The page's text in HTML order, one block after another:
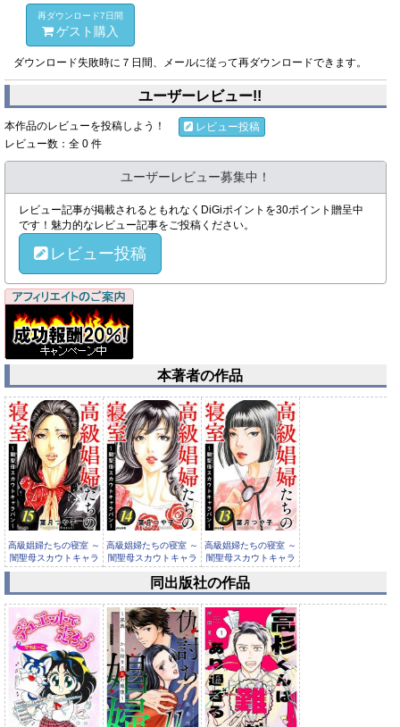
再ダウンロード7日間
ゲスト購入
ダウンロード失敗時に７日間、メールに従って再ダウンロードできます。
ユーザーレビュー!!
本作品のレビューを投稿しよう！
レビュー投稿
レビュー数：全 0 件
ユーザーレビュー募集中！
レビュー記事が掲載されるともれなくDiGiポイントを30ポイント贈呈中
です！魅力的なレビュー記事をご投稿ください。
レビュー投稿
本著者の作品
高級娼婦たちの寝室 ～
闇聖母スカウトキャラ
バン～...
高級娼婦たちの寝室 ～
闇聖母スカウトキャラ
バン～...
高級娼婦たちの寝室 ～
闇聖母スカウトキャラ
バン～...
高級娼婦たちの寝室 ～
同出版社の作品